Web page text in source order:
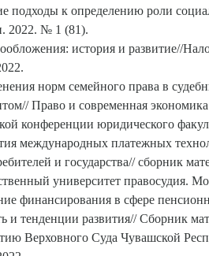
подходы к определению роли
2022. № 1 (81).
история и развитие//
норм семейного права в
Право и современная
конференции юридического
международных платежных
и государства// сборник
университет правосудия.
финансирования в сфере
и тенденции развития// Сборник
Верховного Суда Чувашской